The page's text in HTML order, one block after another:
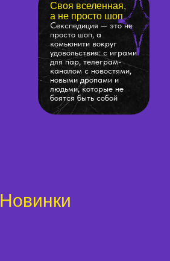
Своя вселенная,
а не просто шоп
Секспедиция — это не
просто шоп, а
комьюнити вокруг
удовольствия: с играми
для пар, телеграм-
каналом с новостями,
новыми дропами и
людьми, которые не
боятся быть собой
Новинки